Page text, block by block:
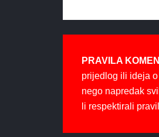
PRAVILA
prijedlog ili ideja
nego napredak
li respektirali